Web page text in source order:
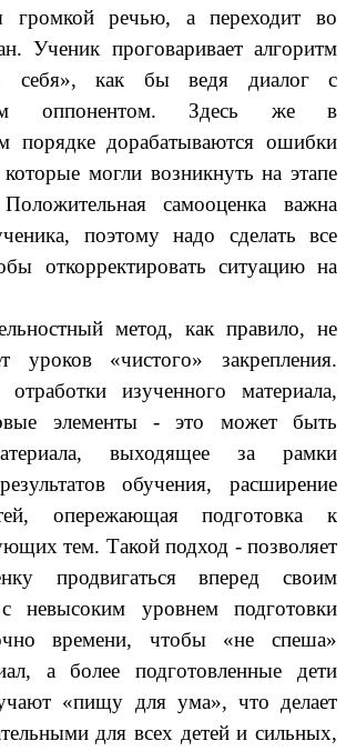
громкой речью, а переходит во
Ученик проговаривает алгоритм
себя», как бы ведя диалог с
оппонентом. Здесь же в
порядке дорабатываются ошибки
могли возникнуть на этапе
самооценка важна
поэтому надо сделать все
откорректировать ситуацию на
метод, как правило, не
уроков «чистого» закрепления.
изученного материала,
элементы - это может быть
выходящее за рамки
обучения, расширение
опережающая подготовка к
тем. Такой подход - позволяет
продвигаться вперед своим
невысоким уровнем подготовки
времени, чтобы «не спеша»
а более подготовленные дети
«пищу для ума», что делает
для всех детей и сильных,